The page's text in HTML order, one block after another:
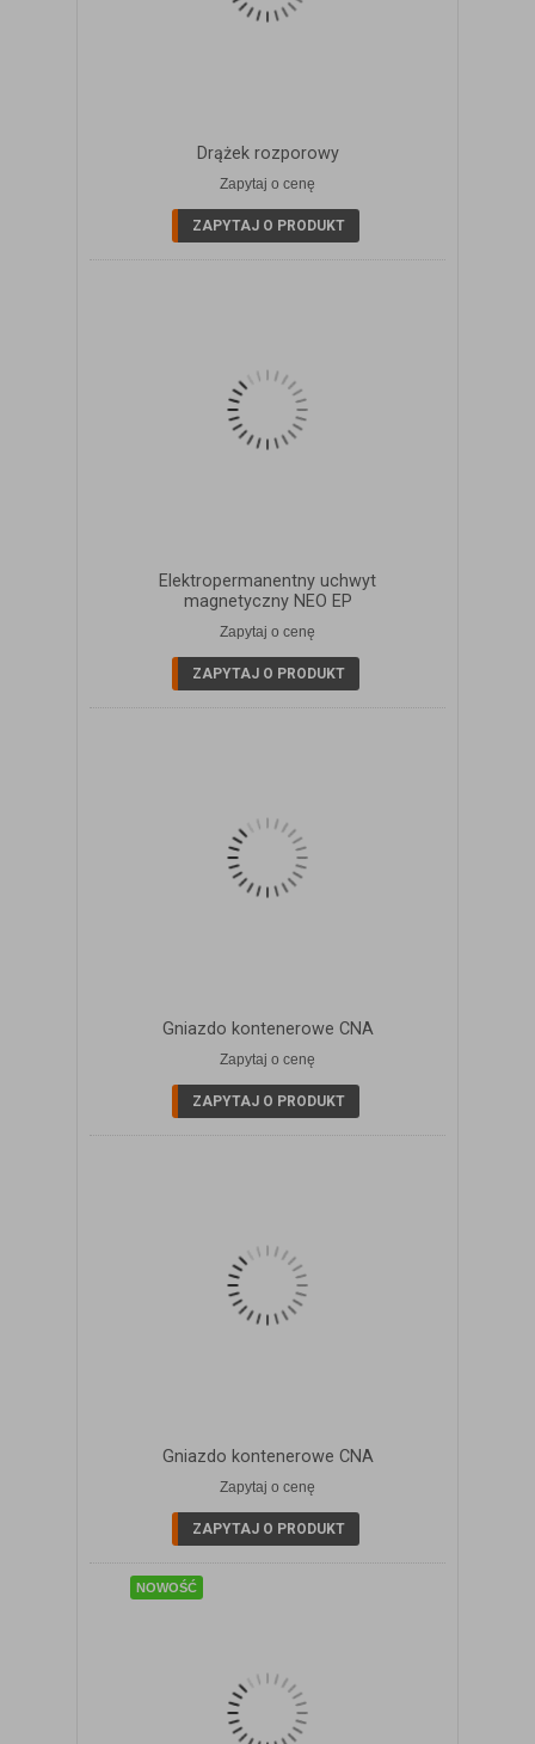
Drążek rozporowy
Zapytaj o cenę
ZAPYTAJ O PRODUKT
ZOBACZ SZCZEGÓŁY
Elektropermanentny uchwyt
magnetyczny NEO EP
Zapytaj o cenę
ZAPYTAJ O PRODUKT
ZOBACZ SZCZEGÓŁY
Gniazdo kontenerowe CNA
Zapytaj o cenę
ZAPYTAJ O PRODUKT
ZOBACZ SZCZEGÓŁY
Gniazdo kontenerowe CNA
Zapytaj o cenę
ZAPYTAJ O PRODUKT
ZOBACZ SZCZEGÓŁY
NOWOŚĆ